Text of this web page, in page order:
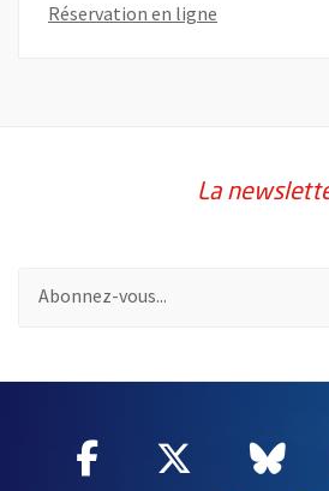
Réservation en ligne
La
Facebook
, Ouvre une
Twitter
, Ouvre
,